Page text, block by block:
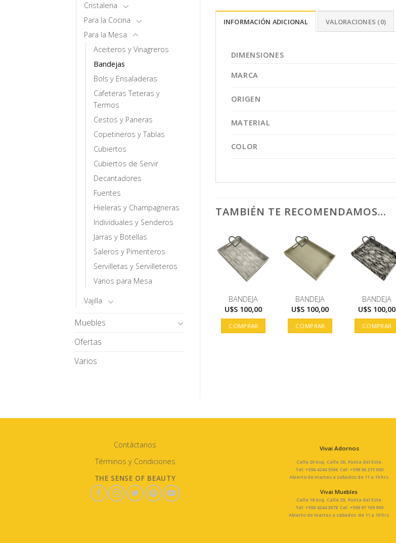
Cristaleria
Para la Cocina
Para la Mesa
Aceiteros y Vinagreros
Bandejas
Bols y Ensaladeras
Cafeteras Teteras y
Termos
Cestos y Paneras
Copetineros y Tablas
Cubiertos
Cubiertos de Servir
Decantadores
Fuentes
Hieleras y Champagneras
Individuales y Senderos
Jarras y Botellas
Saleros y Pimenteros
Servilletas y Servilleteros
Varios para Mesa
Vajilla
Muebles
Ofertas
Varios
INFORMACIÓN ADICIONAL VALORACIONES (0)
DIMENSIONES
MARCA
ORIGEN
MATERIAL
COLOR
TAMBIÉN TE RECOMENDAMOS…
BANDEJA
U$S 100,00
COMPRAR
BANDEJA
U$S 100,00
COMPRAR
BANDEJA
U$S 100,00
COMPRAR
Contáctanos
Términos y Condiciones
THE SENSE OF BEAUTY
Vivai Adornos
Calle 20 esq. Calle 30, Punta del Este.
Tel: +598 4244 3566 Cel: +598 96 215 000
Abierto de martes a sabados de 11 a 19 hrs.
Vivai Muebles
Calle 18 esq. Calle 29, Punta del Este.
Tel: +598 4244 2678 Cel: +598 97 109 900
Abierto de martes a sábados de 11 a 19 hrs.